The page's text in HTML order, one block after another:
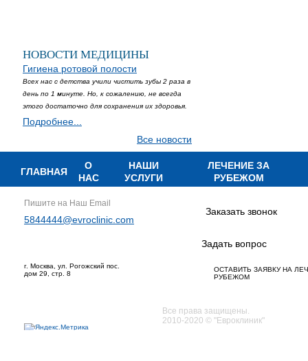
НОВОСТИ МЕДИЦИНЫ
Гигиена ротовой полости
Всех нас с детства учили чистить зубы 2 раза в
день по 1 минуте. Но, к сожалению, не всегда
этого достаточно для сохранения их здоровья.
Подробнее...
Все новости
ГЛАВНАЯ
О
НАС
НАШИ
УСЛУГИ
ЛЕЧЕНИЕ ЗА
РУБЕЖОМ
Пишите на Наш Email
5844444@evroclinic.com
Заказать звонок
Задать вопрос
ОСТАВИТЬ ЗАЯВКУ НА
РУБЕЖОМ
г. Москва, ул. Рогожский пос.
дом 29, стр. 8
Все права защищены.
2010-2020 © "Евроклиник"